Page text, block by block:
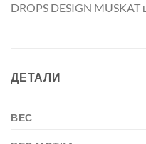
DROPS DESIGN MUSKAT
ДЕТАЛИ
ВЕС